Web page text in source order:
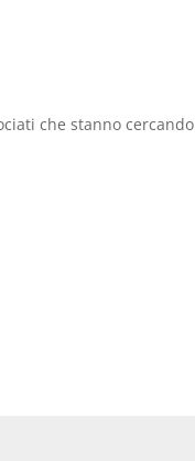
che stanno cercando